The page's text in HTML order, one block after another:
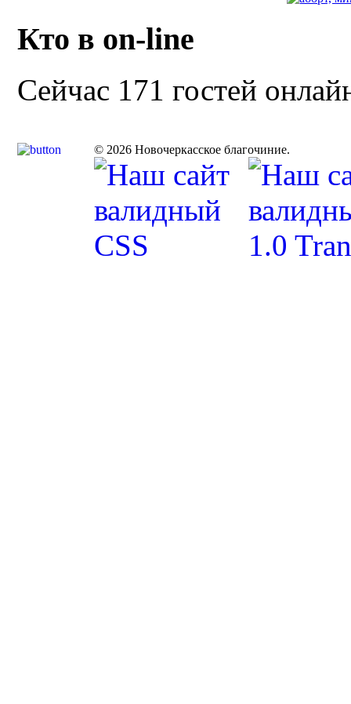
Кто в on-line
Сейчас 171 гостей
© 2026 Новочеркасское благочиние.